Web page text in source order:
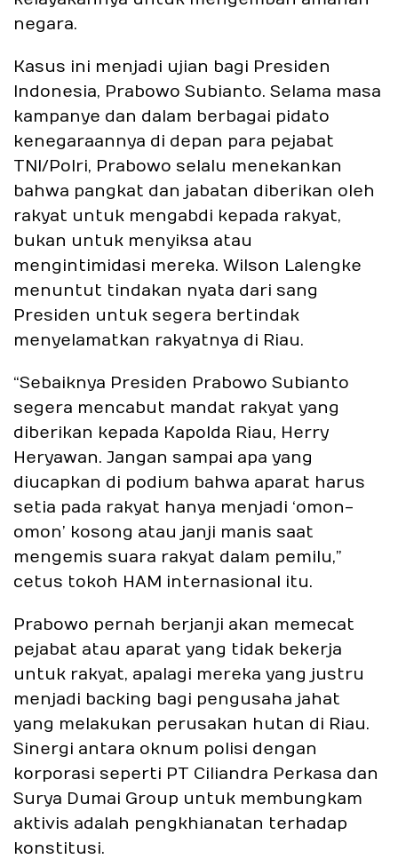
negara.
Kasus ini menjadi ujian bagi Presiden
Indonesia, Prabowo Subianto. Selama masa
kampanye dan dalam berbagai pidato
kenegaraannya di depan para pejabat
TNI/Polri, Prabowo selalu menekankan
bahwa pangkat dan jabatan diberikan oleh
rakyat untuk mengabdi kepada rakyat,
bukan untuk menyiksa atau
mengintimidasi mereka. Wilson Lalengke
menuntut tindakan nyata dari sang
Presiden untuk segera bertindak
menyelamatkan rakyatnya di Riau.
“Sebaiknya Presiden Prabowo Subianto
segera mencabut mandat rakyat yang
diberikan kepada Kapolda Riau, Herry
Heryawan. Jangan sampai apa yang
diucapkan di podium bahwa aparat harus
setia pada rakyat hanya menjadi ‘omon-
omon’ kosong atau janji manis saat
mengemis suara rakyat dalam pemilu,”
cetus tokoh HAM internasional itu.
Prabowo pernah berjanji akan memecat
pejabat atau aparat yang tidak bekerja
untuk rakyat, apalagi mereka yang justru
menjadi backing bagi pengusaha jahat
yang melakukan perusakan hutan di Riau.
Sinergi antara oknum polisi dengan
korporasi seperti PT Ciliandra Perkasa dan
Surya Dumai Group untuk membungkam
aktivis adalah pengkhianatan terhadap
konstitusi.